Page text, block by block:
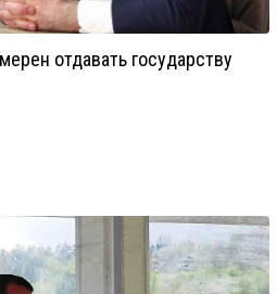
отдавать государству